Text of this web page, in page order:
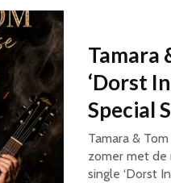
Tamara
‘Dorst
Special
Tamara &
zomer met de
single ‘Dorst